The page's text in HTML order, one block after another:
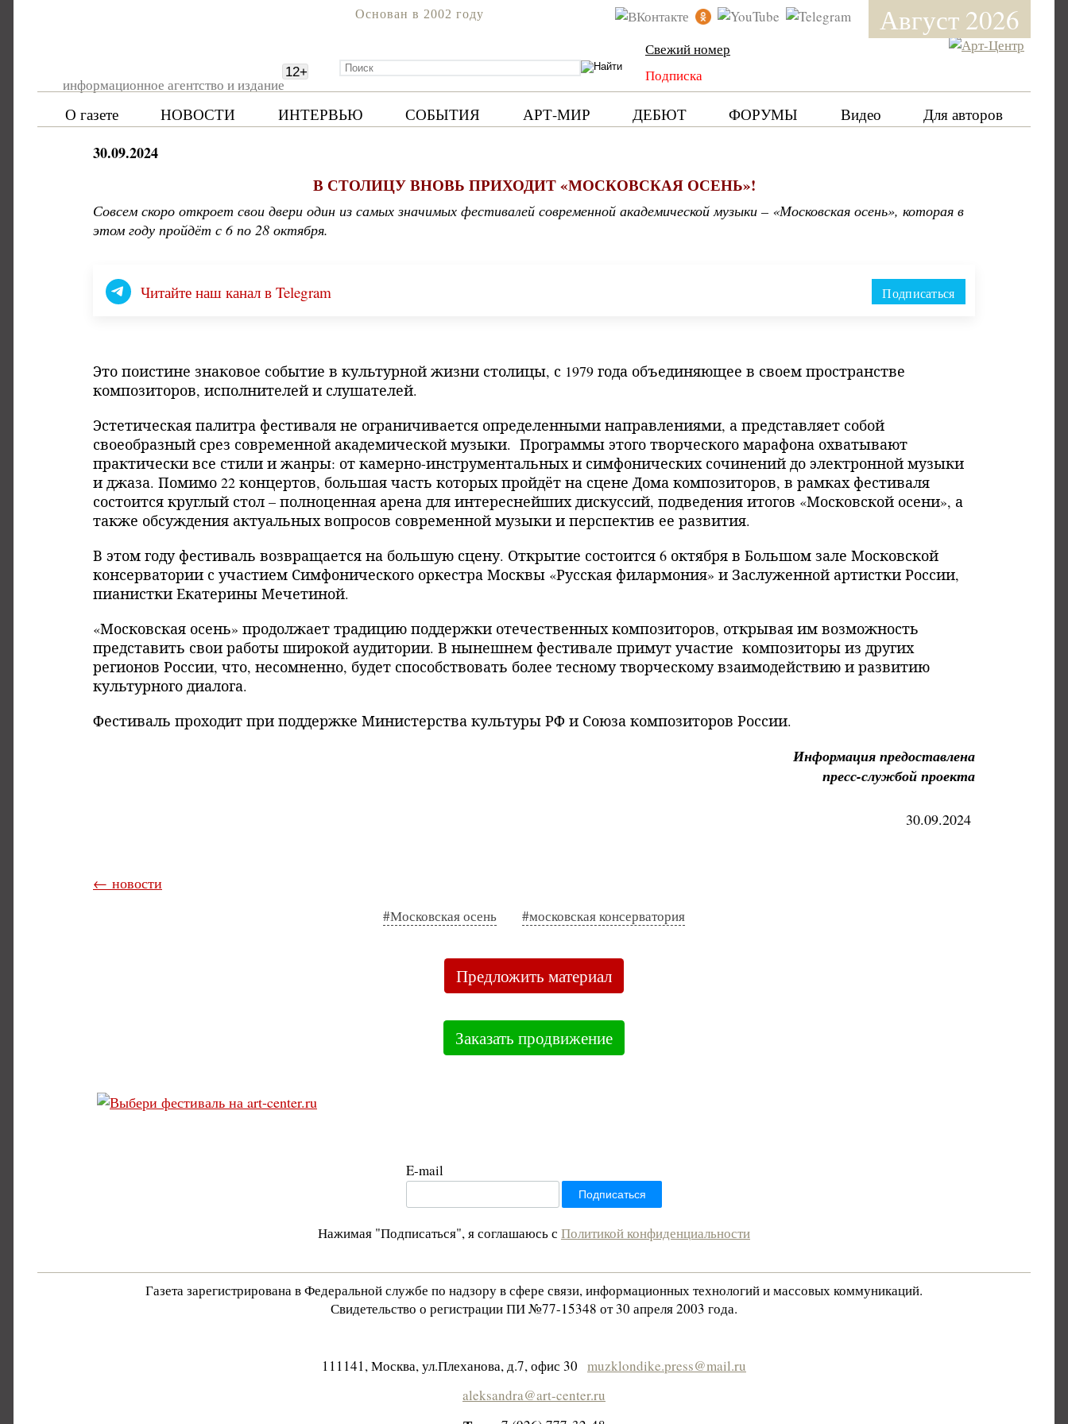
Август 2026
информационное агентство и издание
12+
Основан в 2002 году
Свежий номер
Подписка
О газете НОВОСТИ ИНТЕРВЬЮ СОБЫТИЯ АРТ-МИР ДЕБЮТ ФОРУМЫ Видео Для авторов
30.09.2024
В СТОЛИЦУ ВНОВЬ ПРИХОДИТ «МОСКОВСКАЯ ОСЕНЬ»!
Совсем скоро откроет свои двери один из самых значимых фестивалей современной академической музыки – «Московская осень», которая в
этом году пройдёт с 6 по 28 октября.
Читайте наш канал в Telegram Подписаться
Это поистине знаковое событие в культурной жизни столицы, с 1979 года объединяющее в своем пространстве
композиторов, исполнителей и слушателей.
Эстетическая палитра фестиваля не ограничивается определенными направлениями, а представляет собой
своеобразный срез современной академической музыки. Программы этого творческого марафона охватывают
практически все стили и жанры: от камерно-инструментальных и симфонических сочинений до электронной музыки
и джаза. Помимо 22 концертов, большая часть которых пройдёт на сцене Дома композиторов, в рамках фестиваля
состоится круглый стол – полноценная арена для интереснейших дискуссий, подведения итогов «Московской осени», а
также обсуждения актуальных вопросов современной музыки и перспектив ее развития.
В этом году фестиваль возвращается на большую сцену. Открытие состоится 6 октября в Большом зале Московской
консерватории с участием Симфонического оркестра Москвы «Русская филармония» и Заслуженной артистки России,
пианистки Екатерины Мечетиной.
«Московская осень» продолжает традицию поддержки отечественных композиторов, открывая им возможность
представить свои работы широкой аудитории. В нынешнем фестивале примут участие композиторы из других
регионов России, что, несомненно, будет способствовать более тесному творческому взаимодействию и развитию
культурного диалога.
Фестиваль проходит при поддержке Министерства культуры РФ и Союза композиторов России.
Информация предоставлена
пресс-службой проекта
30.09.2024
← новости
#Московская осень #московская консерватория
Предложить материал
Заказать продвижение
E-mail
Нажимая "Подписаться", я соглашаюсь с Политикой конфиденциальности
Газета зарегистрирована в Федеральной службе по надзору в сфере связи, информационных технологий и массовых коммуникаций.
Свидетельство о регистрации ПИ №77-15348 от 30 апреля 2003 года.
111141, Москва, ул.Плеханова, д.7, офис 30 muzklondike.press@mail.ru
aleksandra@art-center.ru